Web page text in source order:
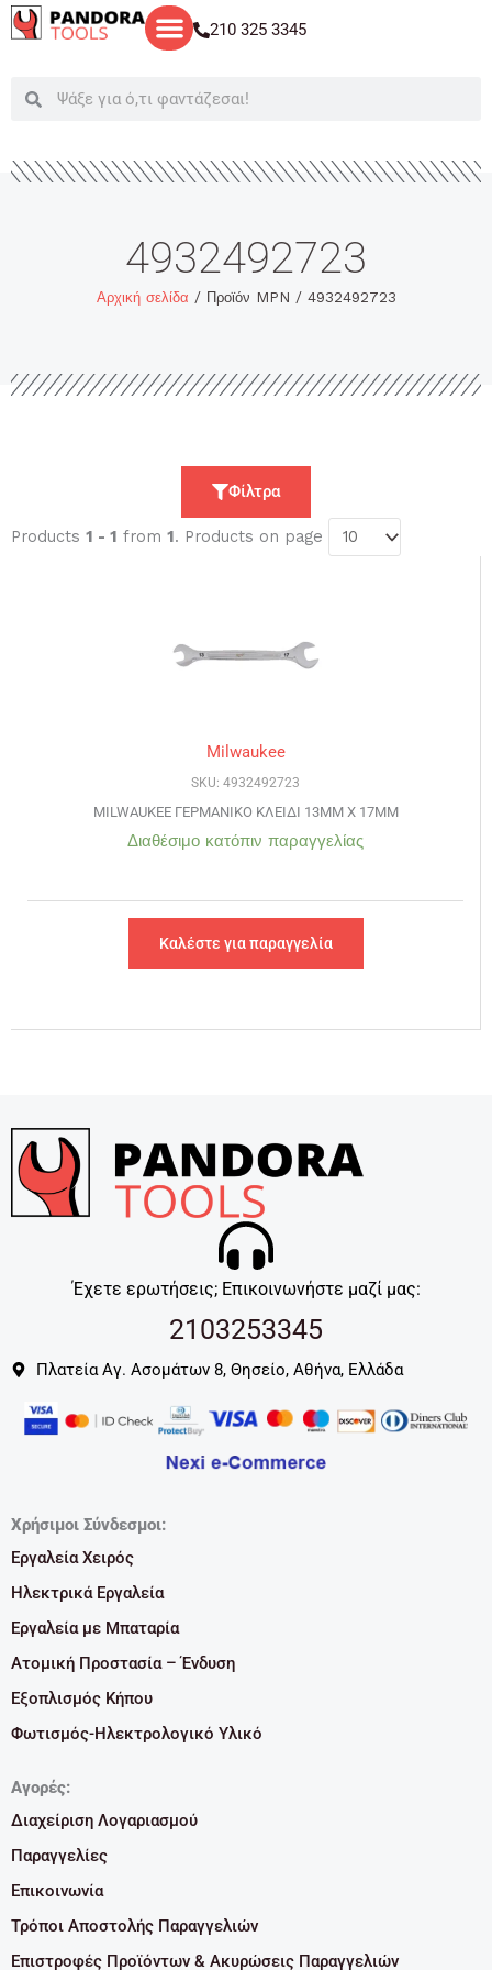
Μετάβαση
στο
210 325 3345
SearchSearch
4932492723
Αρχική σελίδα / Προϊόν MPN / 4932492723
Φίλτρα
Products 1 - 1 from 1. Products on page
Milwaukee
SKU: 4932492723
MILWAUKEE ΓΕΡΜΑΝΙΚΟ ΚΛΕΙΔΙ 13MM X 17MM
Διαθέσιμο κατόπιν παραγγελίας
Καλέστε για παραγγελία
Έχετε ερωτήσεις; Επικοινωνήστε μαζί μας:
2103253345
Πλατεία Αγ. Ασομάτων 8, Θησείο, Αθήνα, Ελλάδα
Χρήσιμοι Σύνδεσμοι:
Εργαλεία Χειρός
Ηλεκτρικά Εργαλεία
Εργαλεία με Μπαταρία
Ατομική Προστασία – Ένδυση
Εξοπλισμός Κήπου
Φωτισμός-Ηλεκτρολογικό Υλικό
Αγορές:
Διαχείριση Λογαριασμού
Παραγγελίες
Επικοινωνία
Τρόποι Αποστολής Παραγγελιών
Επιστροφές Προϊόντων & Ακυρώσεις Παραγγελιών